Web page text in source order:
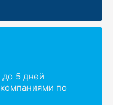
до 5 дней
по